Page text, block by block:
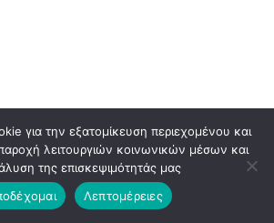
για την εξατομίκευση περιεχομένου και
λειτουργιών κοινωνικών μέσων και
της επισκεψιμότητάς μας
Λεπτομέρειες